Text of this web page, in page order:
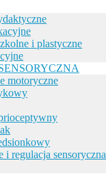
i plastyczne
motoryczne
i regulacja sensoryczna